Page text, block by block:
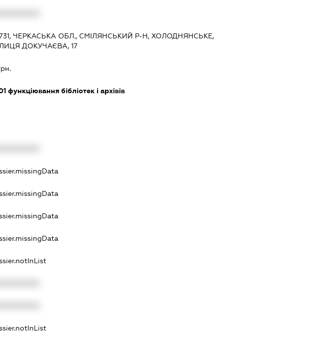
ЧЕРКАСЬКА ОБЛ., СМІЛЯНСЬКИЙ Р-Н, ХОЛОДНЯНСЬКЕ,
ДОКУЧАЄВА, 17
функціювання бібліотек і архівів